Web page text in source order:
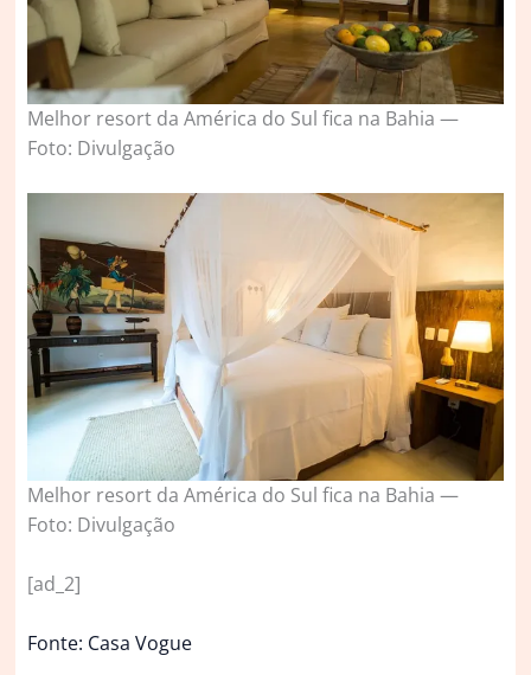
Melhor resort da América do Sul fica na Bahia —
Foto: Divulgação
Melhor resort da América do Sul fica na Bahia —
Foto: Divulgação
[ad_2]
Fonte: Casa Vogue